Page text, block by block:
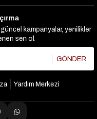
kampanyalar, yenilikler
sen ol.
GÖNDER
Yardım Merkezi